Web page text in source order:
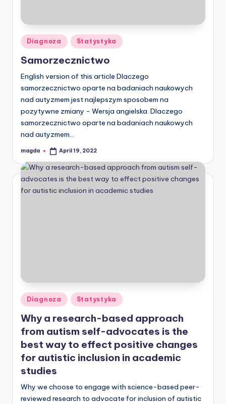
Posted
in
Diagnoza Statystyka
Samorzecznictwo
English version of this article Dlaczego
samorzecznictwo oparte na badaniach naukowych
nad autyzmem jest najlepszym sposobem na
pozytywne zmiany - Wersja angielska. Dlaczego
samorzecznictwo oparte na badaniach naukowych
nad autyzmem…
Posted
magda April 19, 2022
Posted
in
Diagnoza Statystyka
Why a research-based approach
from autism self-advocates is the
best way to effect positive changes
for autistic inclusion in academic
studies
Why we choose to engage with science-based peer-
reviewed research to advocate for inclusion of autistic